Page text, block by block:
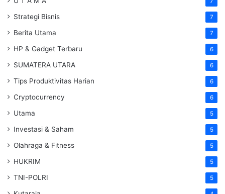
Strategi Bisnis 7
Berita Utama 7
HP & Gadget Terbaru 6
SUMATERA UTARA 6
Tips Produktivitas Harian 6
Cryptocurrency 6
Utama 5
Investasi & Saham 5
Olahraga & Fitness 5
HUKRIM 5
TNI-POLRI 5